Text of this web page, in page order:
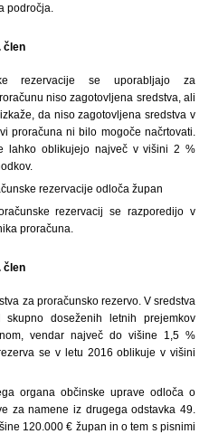
področja.
člen
rezervacije se uporabljajo za
niso zagotovljena sredstva, ali
da niso zagotovljena sredstva v
proračuna ni bilo mogoče načrtovati.
lahko oblikujejo največ v višini 2 %
rezervacije odloča župan
rezervacij se razporedijo v
proračuna.
člen
za proračunsko rezervo. V sredstva
doseženih letnih prejemkov
vendar največ do višine 1,5 %
se v letu 2016 oblikuje v višini
organa občinske uprave odloča o
za namene iz drugega odstavka 49.
120.000 € župan in o tem s pisnimi